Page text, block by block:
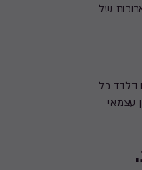
של
בלבד כל
עצמאי